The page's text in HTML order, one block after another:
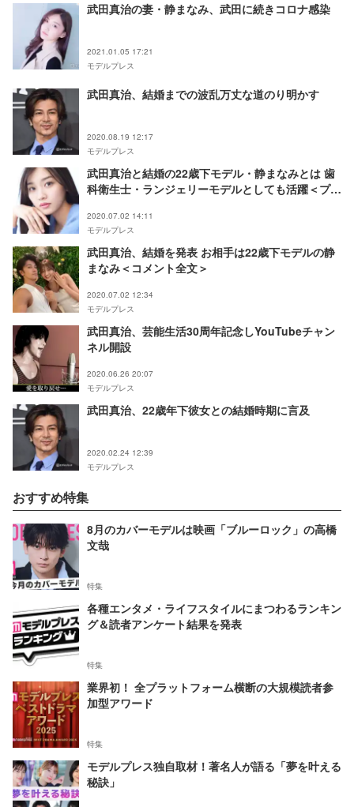
武田真治の妻・静まなみ、武田に続きコロナ感染
2021.01.05 17:21
モデルプレス
武田真治、結婚までの波乱万丈な道のり明かす
2020.08.19 12:17
モデルプレス
武田真治と結婚の22歳下モデル・静まなみとは 歯
科衛生士・ランジェリーモデルとしても活躍＜プロ
2020.07.02 14:11
モデルプレス
武田真治、結婚を発表 お相手は22歳下モデルの静
まなみ＜コメント全文＞
2020.07.02 12:34
モデルプレス
武田真治、芸能生活30周年記念しYouTubeチャン
ネル開設
2020.06.26 20:07
モデルプレス
武田真治、22歳年下彼女との結婚時期に言及
2020.02.24 12:39
モデルプレス
おすすめ特集
8月のカバーモデルは映画「ブルーロック」の高橋
文哉
特集
各種エンタメ・ライフスタイルにまつわるランキン
グ＆読者アンケート結果を発表
特集
業界初！ 全プラットフォーム横断の大規模読者参
加型アワード
特集
モデルプレス独自取材！著名人が語る「夢を叶える
秘訣」